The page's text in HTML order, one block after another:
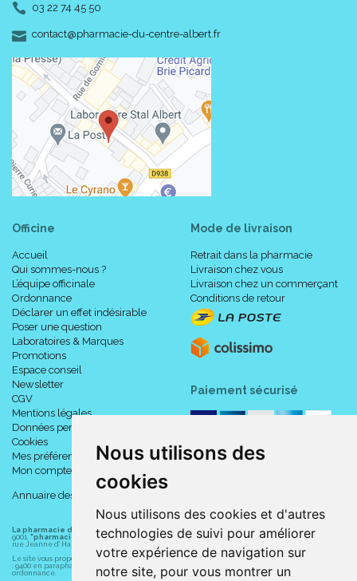
Nous utilisons des
cookies
Nous utilisons des cookies et d'autres
technologies de suivi pour améliorer
votre expérience de navigation sur
notre site, pour vous montrer un
03 22 74 45 50
contact-
@-
pharmacie-du-centre-albert.fr
Officine
Accueil
Qui sommes-nous ?
L’équipe officinale
Ordonnance
Déclarer un effet indésirable
Poser une question
Laboratoires & Marques
Promotions
Espace conseil
Newsletter
CGV
Mentions légales
Données personnelles
Cookies
Mes préférences Cookies
Mon compte
Annuaire des pharmacies
Mode de livraison
Retrait dans la pharmacie
Livraison chez vous
Livraison chez un commerçant
Conditions de retour
Paiement sécurisé
La pharmacie du centre à Albert (80300) est une pharmacie française certifiée ISO
9001. "pharmacie-du-centre-albert.fr "est le site internet de la pharmacie du centre
rue Jeanne d' Harcourt, 80300 Albert.
Le site vous propose un large choix de plus de 11000 références, au prix les plus bas possible
: 9400 en parapharmacie, animaux, orthopédie, matériel médical. 1700 en médicaments sans
ordonnance.